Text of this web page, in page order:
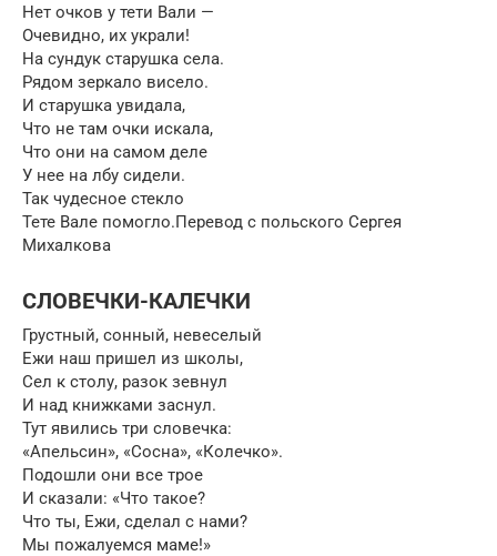
Нет очков у тети Вали —
Очевидно, их украли!
На сундук старушка села.
Рядом зеркало висело.
И старушка увидала,
Что не там очки искала,
Что они на самом деле
У нее на лбу сидели.
Так чудесное стекло
Тете Вале помогло.Перевод с польского Сергея
Михалкова
СЛОВЕЧКИ-КАЛЕЧКИ
Грустный, сонный, невеселый
Ежи наш пришел из школы,
Сел к столу, разок зевнул
И над книжками заснул.
Тут явились три словечка:
«Апельсин», «Сосна», «Колечко».
Подошли они все трое
И сказали: «Что такое?
Что ты, Ежи, сделал с нами?
Мы пожалуемся маме!»